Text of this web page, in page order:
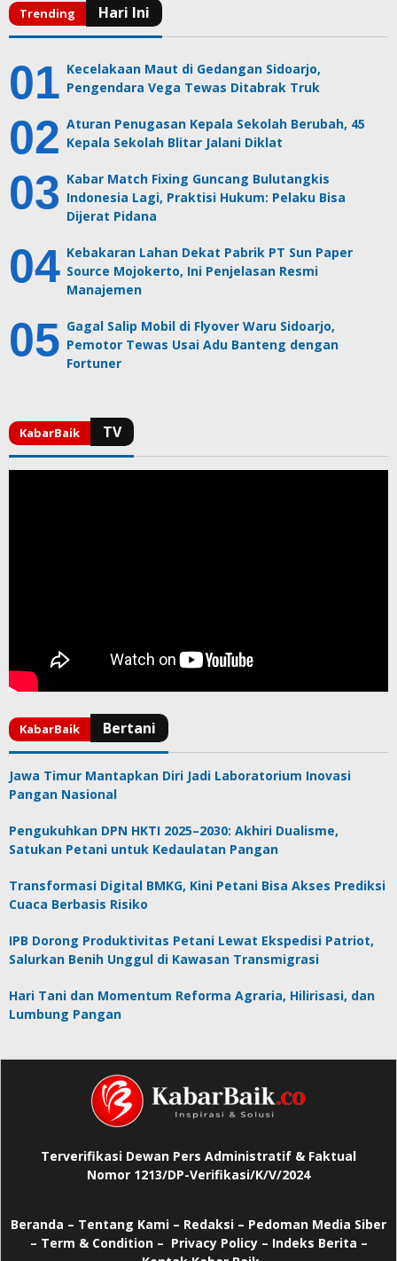
Kecelakaan Maut di Gedangan Sidoarjo,
Pengendara Vega Tewas Ditabrak Truk
Aturan Penugasan Kepala Sekolah Berubah, 45
Kepala Sekolah Blitar Jalani Diklat
Kabar Match Fixing Guncang Bulutangkis
Indonesia Lagi, Praktisi Hukum: Pelaku Bisa
Dijerat Pidana
Kebakaran Lahan Dekat Pabrik PT Sun Paper
Source Mojokerto, Ini Penjelasan Resmi
Manajemen
Gagal Salip Mobil di Flyover Waru Sidoarjo,
Pemotor Tewas Usai Adu Banteng dengan
Fortuner
Jawa Timur Mantapkan Diri Jadi Laboratorium Inovasi
Pangan Nasional
Pengukuhkan DPN HKTI 2025–2030: Akhiri Dualisme,
Satukan Petani untuk Kedaulatan Pangan
Transformasi Digital BMKG, Kini Petani Bisa Akses Prediksi
Cuaca Berbasis Risiko
IPB Dorong Produktivitas Petani Lewat Ekspedisi Patriot,
Salurkan Benih Unggul di Kawasan Transmigrasi
Hari Tani dan Momentum Reforma Agraria, Hilirisasi, dan
Lumbung Pangan
Terverifikasi Dewan Pers Administratif & Faktual
Nomor 1213/DP-Verifikasi/K/V/2024
Beranda – Tentang Kami – Redaksi – Pedoman Media Siber
– Term & Condition – Privacy Policy– Indeks Berita –